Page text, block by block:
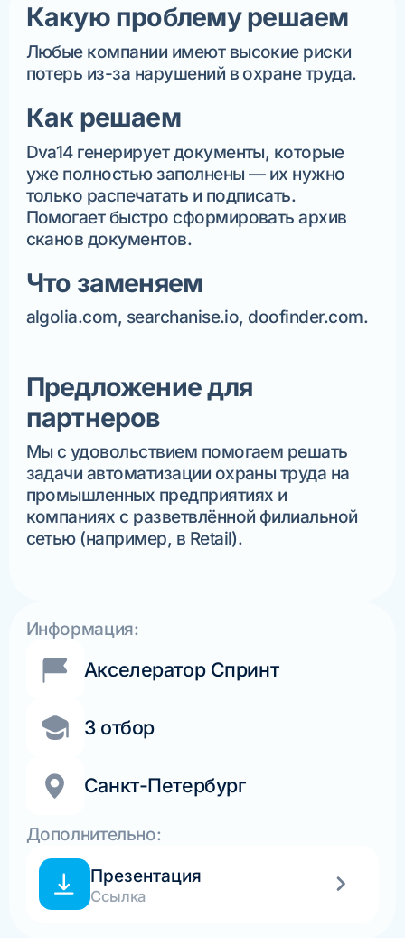
Информация:
Акселератор Спринт
3 отбор
Санкт-Петербург
Дополнительно:
Презентация
Ссылка
Какую проблему решаем
Любые компании имеют высокие риски
потерь из-за нарушений в охране труда.
Как решаем
Dva14 генерирует документы, которые
уже полностью заполнены — их нужно
только распечатать и подписать.
Помогает быстро сформировать архив
сканов документов.
Что заменяем
algolia.com, searchanise.io, doofinder.com.
Предложение для
партнеров
Мы с удовольствием помогаем решать
задачи автоматизации охраны труда на
промышленных предприятиях и
компаниях с разветвлённой филиальной
сетью (например, в Retail).